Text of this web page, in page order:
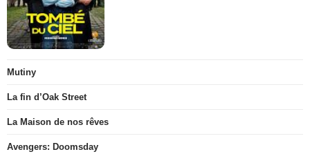
Mutiny
La fin d’Oak Street
La Maison de nos rêves
Avengers: Doomsday